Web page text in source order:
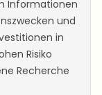
Informationen
und
in
Risiko
Recherche